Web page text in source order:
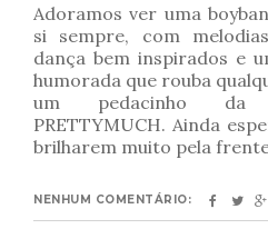
Adoramos ver uma
si sempre, com
dança bem inspirados e
humorada que rouba
um pedacinho da
PRETTYMUCH. Ainda
brilharem muito pela
NENHUM COMENTÁRIO: